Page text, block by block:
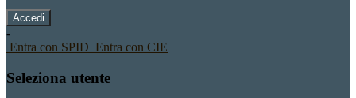
-
Entra con SPID Entra con CIE
Seleziona utente